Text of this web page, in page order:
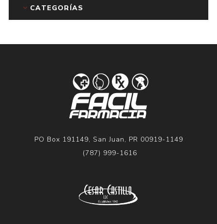
CATEGORÍAS
PO Box 191149, San Juan, PR 00919-1149
(787) 999-1616